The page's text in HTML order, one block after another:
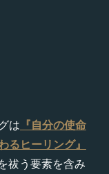
は 『自分の使命
るヒーリング』
祓う要素を含み